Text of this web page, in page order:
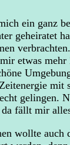
ein ganz
geheiratet
etwas
mit
gelingen.
fällt mir
wollte auch